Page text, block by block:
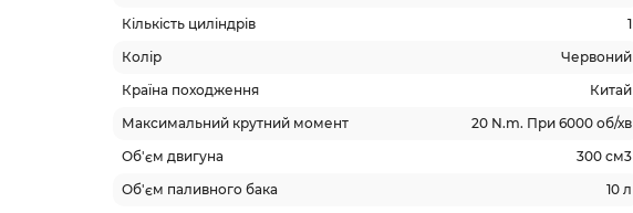
Кількість циліндрів
1
Колір
Червоний
Країна походження
Китай
Максимальний крутний момент
20 N.m. При 6000 об/хв
Об'єм двигуна
300 см3
Об'єм паливного бака
10 л